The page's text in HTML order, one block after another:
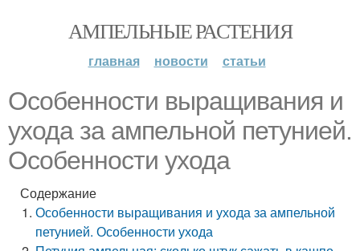
АМПЕЛЬНЫЕ РАСТЕНИЯ
главная новости статьи
Особенности выращивания и
ухода за ампельной петунией.
Особенности ухода
Содержание
Особенности выращивания и ухода за ампельной
петунией. Особенности ухода